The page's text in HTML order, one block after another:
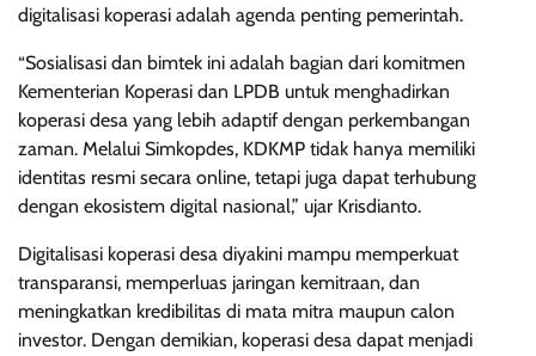
digitalisasi koperasi adalah agenda penting pemerintah.
“Sosialisasi dan bimtek ini adalah bagian dari komitmen
Kementerian Koperasi dan LPDB untuk menghadirkan
koperasi desa yang lebih adaptif dengan perkembangan
zaman. Melalui Simkopdes, KDKMP tidak hanya memiliki
identitas resmi secara online, tetapi juga dapat terhubung
dengan ekosistem digital nasional,” ujar Krisdianto.
Digitalisasi koperasi desa diyakini mampu memperkuat
transparansi, memperluas jaringan kemitraan, dan
meningkatkan kredibilitas di mata mitra maupun calon
investor. Dengan demikian, koperasi desa dapat menjadi